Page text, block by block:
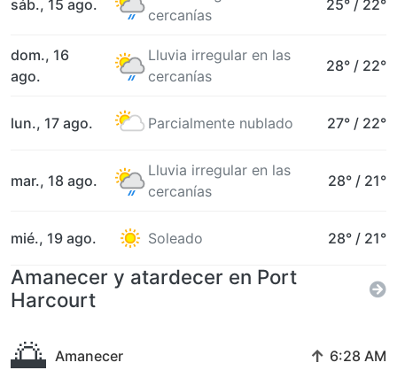
sáb., 15 ago.
cercanías
25° / 22°
dom., 16
ago.
Lluvia irregular en las
cercanías
28° / 22°
lun., 17 ago. Parcialmente nublado 27° / 22°
mar., 18 ago.
Lluvia irregular en las
cercanías
28° / 21°
mié., 19 ago. Soleado 28° / 21°
Amanecer y atardecer en Port
Harcourt
🌅 Amanecer ↑ 6:28 AM